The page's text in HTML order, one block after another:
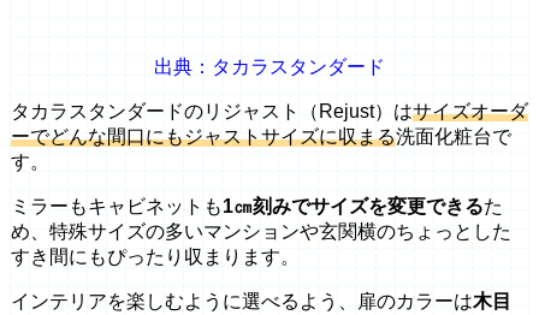
出典：タカラスタンダード
タカラスタンダードのリジャスト（Rejust）はサイズオーダ
ーでどんな間口にもジャストサイズに収まる洗面化粧台で
す。
ミラーもキャビネットも1㎝刻みでサイズを変更できるた
め、特殊サイズの多いマンションや玄関横のちょっとした
すき間にもぴったり収まります。
インテリアを楽しむように選べるよう、扉のカラーは木目